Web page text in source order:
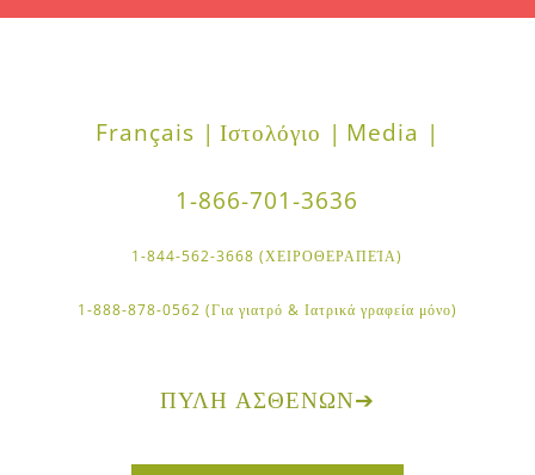
Français | Ιστολόγιο | Media |
1-866-701-3636
1-844-562-3668 (ΧΕΙΡΟΘΕΡΑΠΕΊΑ)
1-888-878-0562 (Για γιατρό & Ιατρικά γραφεία μόνο)
ΠΎΛΗ ΑΣΘΕΝΏΝ➔